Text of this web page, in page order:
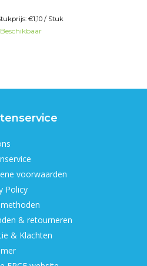
€1,10 / Stuk
Beschikbaar
voorwaarden
Policy
& retourneren
& Klachten